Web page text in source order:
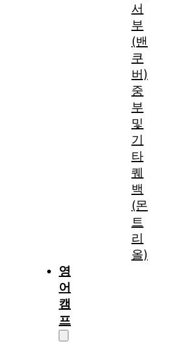
서
부
(밴
쿠
버)
중
부
및
기
타
퀘
백
(몬
트
리
올)
영
어
캠
프